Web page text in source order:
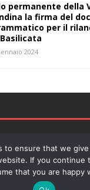
permanente della
la firma del
per il
2024
Concetta
, un marchio di
to ensure that we
If you continue
that you are happy